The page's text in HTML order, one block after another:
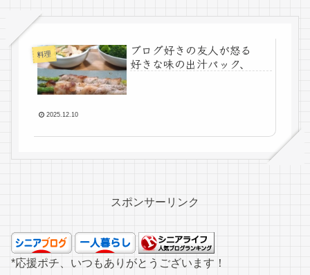
料理
ブログ好きの友人が怒る
好きな味の出汁パック、
2025.12.10
スポンサーリンク
*応援ポチ、いつもありがとうございます！